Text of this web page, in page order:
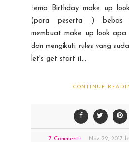
tema Birthday make up
(para peserta ) bebas
membuat make up look apa
dan mengikuti rules yang
let's get start it...
CONTINUE
7 Comments Nov 22, 2017